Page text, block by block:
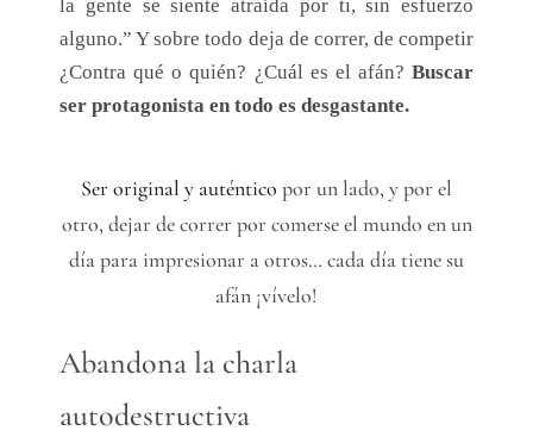
la gente se siente atraída por ti, sin esfuerzo
alguno.” Y sobre todo deja de correr, de competir
¿Contra qué o quién? ¿Cuál es el afán? Buscar
ser protagonista en todo es desgastante.
Ser original y auténtico por un lado, y por el
otro, dejar de correr por comerse el mundo en un
día para impresionar a otros… cada día tiene su
afán ¡vívelo!
Abandona la charla
autodestructiva